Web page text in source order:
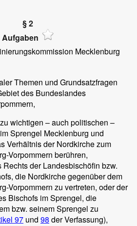
§ 2
Aufgaben
Mecklenburg
Themen und Grundsatzfragen
des Bundeslandes
wichtigen – auch politischen –
Sprengel Mecklenburg und
Verhältnis der Nordkirche zum
Vorpommern berühren,
Rechts der Landesbischöfin bzw.
die Nordkirche gegenüber dem
Vorpommern zu vertreten, oder der
Bischofs im Sprengel, die
bzw. seinem Sprengel zu
97 und 98 der Verfassung),